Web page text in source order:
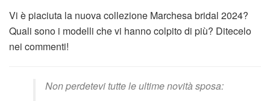
Vi è piaciuta la nuova collezione Marchesa bridal 2024?
Quali sono i modelli che vi hanno colpito di più? Ditecelo
nei commenti!
Non perdetevi tutte le ultime novità sposa: